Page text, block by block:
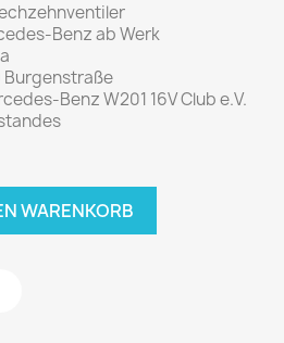
Benz ab Werk
Benz W201 16V Club e.V.
WARENKORB